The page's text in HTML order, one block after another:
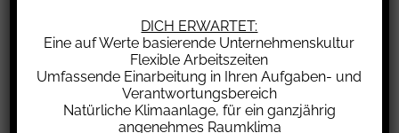
Verfassungsbeschwerde gegen das Grundsteuer-
Bundesmodell eingereicht
DICH ERWARTET:
Eine auf Werte basierende Unternehmenskultur
Flexible Arbeitszeiten
Umfassende Einarbeitung in Ihren Aufgaben- und
Verantwortungsbereich
Natürliche Klimaanlage, für ein ganzjährig
angenehmes Raumklima